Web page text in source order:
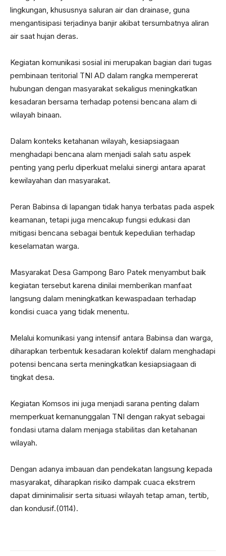
lingkungan, khususnya saluran air dan drainase, guna
mengantisipasi terjadinya banjir akibat tersumbatnya aliran
air saat hujan deras.
Kegiatan komunikasi sosial ini merupakan bagian dari tugas
pembinaan teritorial TNI AD dalam rangka mempererat
hubungan dengan masyarakat sekaligus meningkatkan
kesadaran bersama terhadap potensi bencana alam di
wilayah binaan.
Dalam konteks ketahanan wilayah, kesiapsiagaan
menghadapi bencana alam menjadi salah satu aspek
penting yang perlu diperkuat melalui sinergi antara aparat
kewilayahan dan masyarakat.
Peran Babinsa di lapangan tidak hanya terbatas pada aspek
keamanan, tetapi juga mencakup fungsi edukasi dan
mitigasi bencana sebagai bentuk kepedulian terhadap
keselamatan warga.
Masyarakat Desa Gampong Baro Patek menyambut baik
kegiatan tersebut karena dinilai memberikan manfaat
langsung dalam meningkatkan kewaspadaan terhadap
kondisi cuaca yang tidak menentu.
Melalui komunikasi yang intensif antara Babinsa dan warga,
diharapkan terbentuk kesadaran kolektif dalam menghadapi
potensi bencana serta meningkatkan kesiapsiagaan di
tingkat desa.
Kegiatan Komsos ini juga menjadi sarana penting dalam
memperkuat kemanunggalan TNI dengan rakyat sebagai
fondasi utama dalam menjaga stabilitas dan ketahanan
wilayah.
Dengan adanya imbauan dan pendekatan langsung kepada
masyarakat, diharapkan risiko dampak cuaca ekstrem
dapat diminimalisir serta situasi wilayah tetap aman, tertib,
dan kondusif.(0114).